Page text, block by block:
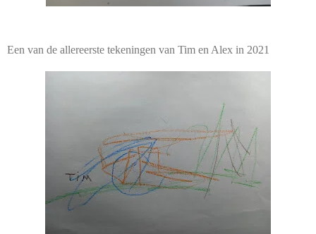
Een van de allereerste tekeningen van Tim en Alex in 2021